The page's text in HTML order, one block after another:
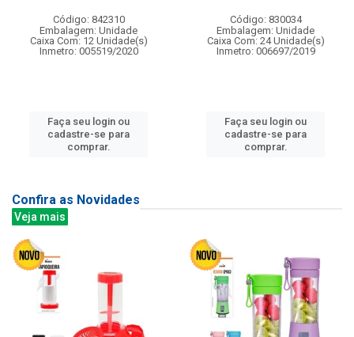
Código: 842310
Embalagem: Unidade
Caixa Com: 12 Unidade(s)
Inmetro: 005519/2020
Faça seu login ou
cadastre-se para
comprar.
Código: 830034
Embalagem: Unidade
Caixa Com: 24 Unidade(s)
Inmetro: 006697/2019
Faça seu login ou
cadastre-se para
comprar.
Confira as Novidades
Veja mais